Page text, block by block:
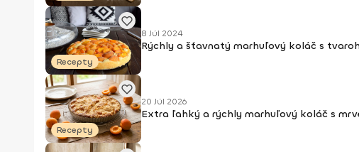
Recepty
8 Júl 2024
Rýchly a šťavnatý marhuľový koláč s
Recepty
20 Júl 2026
Extra ľahký a rýchly marhuľový koláč s